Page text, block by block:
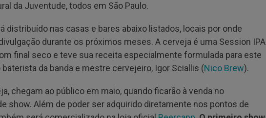
da Juventude, todos em São Paulo.
distribuído nas casas e bares abaixo listados, locais por onde
durante os próximos meses. A cerveja é uma Session IPA
final seco e teve sua receita especialmente formulada para este
da banda e mestre cervejeiro, Igor Sciallis (Nico Brew).
chegam ao público em maio, quando ficarão à venda no
show. Além de poder ser adquirido diretamente nos pontos de